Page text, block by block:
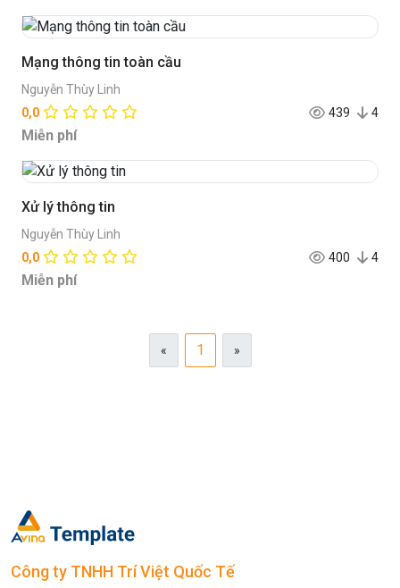
Mạng thông tin toàn cầu
Nguyễn Thùy Linh
0,0
439 4
Miễn phí
Xử lý thông tin
Nguyễn Thùy Linh
0,0
400 4
Miễn phí
« 1 »
Công ty TNHH Trí Việt Quốc Tế